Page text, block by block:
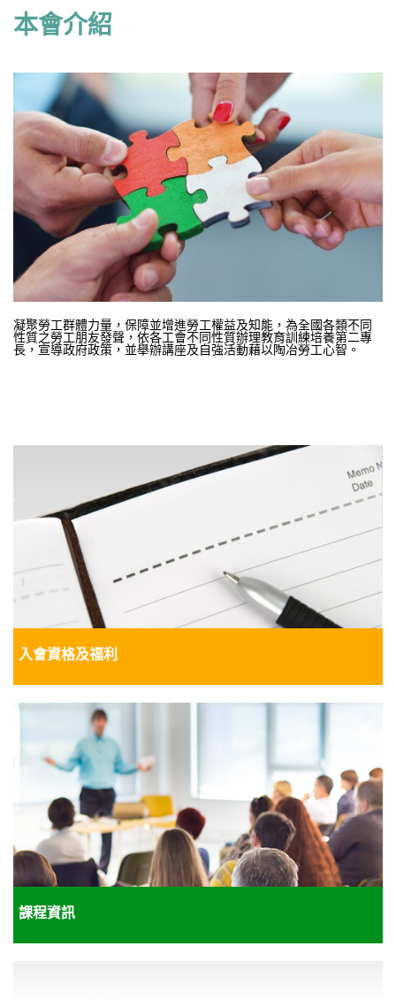
本會介紹
凝聚勞工群體力量，保障並增進勞工權益及知能，為全國各類不同
性質之勞工朋友發聲，依各工會不同性質辦理教育訓練培養第二專
長，宣導政府政策，並舉辦講座及自強活動藉以陶冶勞工心智。
入會資格及福利
課程資訊